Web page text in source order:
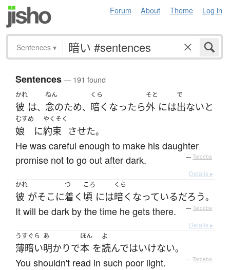
Forum About Theme Log in
Sentences ▾
Sentences— 191 found
かれ
彼 は、
ねん
念のため、
くら
暗く なったら
そと
外 には
で
出ないと
むすめ
娘 に
やくそく
約束 させた。
He was careful enough to make his daughter
promise not to go out after dark.
— Tatoeba
Details ▸
かれ
彼 がそこ に
つ
着く
ころ
頃 には
くら
暗く なっているだろう。
It will be dark by the time he gets there. — Tatoeba
Details ▸
うすぐら
薄暗い
あ
明かりで
ほん
本 を
よ
読んではいけない。
You shouldn't read in such poor light. — Tatoeba